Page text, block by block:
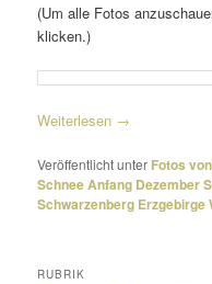
(Um alle Fotos
klicken.)
Weiterlesen →
Veröffentlicht unter Fotos
Schnee Anfang Dezember
Schwarzenberg Erzgebirge
RUBRIK